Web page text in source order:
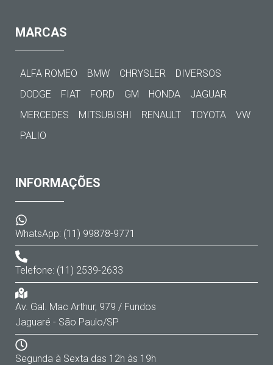
MARCAS
ALFA ROMEO BMW CHRYSLER
DIVERSOS
DODGE
FIAT FORD GM HONDA
JAGUAR
MERCEDES
MITSUBISHI RENAULT TOYOTA
VW
PALIO
INFORMAÇÕES
WhatsApp: (11) 99878-9771
Telefone: (11) 2539-2633
Av. Gal. Mac Arthur, 979 / Fundos
Jaguaré - São Paulo/SP
Segunda à Sexta das 12h às 19h